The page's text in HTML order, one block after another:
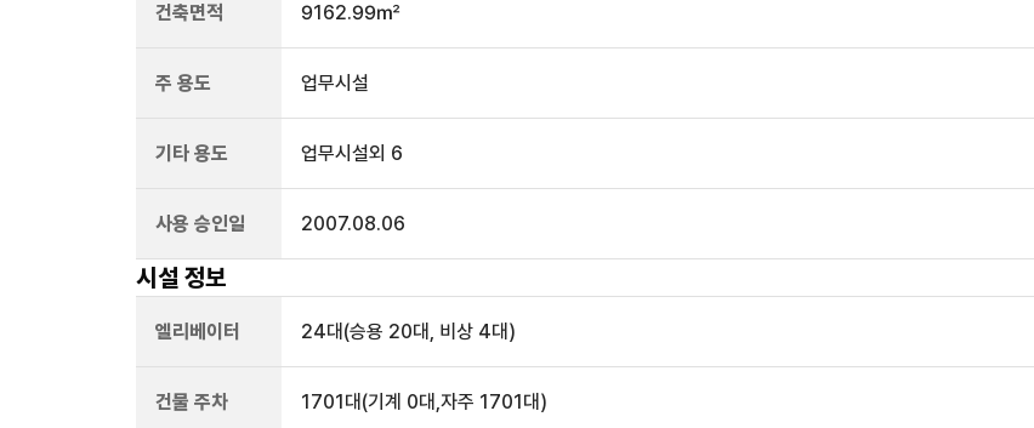
건축면적 9162.99㎡
주 용도 업무시설
기타 용도 업무시설외 6
사용 승인일 2007.08.06
시설 정보
엘리베이터 24대 (승용 20대, 비상 4대)
건물 주차 1701대 (기계 0대,자주 1701대)